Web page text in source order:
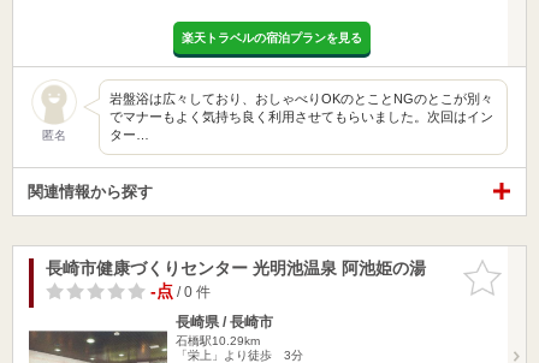
楽天トラベルの宿泊プランを見る
匿名
岩盤浴は広々しており、おしゃべりOKのとことNGのとこが別々
でマナーもよく気持ち良く利用させてもらいました。次回はイン
ター…
関連情報から探す
お気に入
りに追加
長崎市健康づくりセンター 光明池温泉 阿池姫の湯
-点/ 0 件
長崎県 / 長崎市
石橋駅10.29km
「栄上」より徒歩 3分